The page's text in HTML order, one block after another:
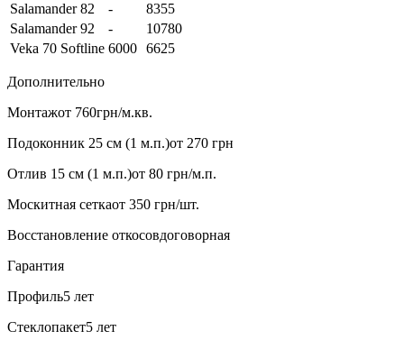
Salamander 82
-
8355
Salamander 92
-
10780
Veka 70 Softline 6000 6625
Дополнительно
Монтажот 760грн/м.кв.
Подоконник 25 см (1 м.п.)от 270 грн
Отлив 15 см (1 м.п.)от 80 грн/м.п.
Москитная сеткаот 350 грн/шт.
Восстановление откосовдоговорная
Гарантия
Профиль5 лет
Стеклопакет5 лет